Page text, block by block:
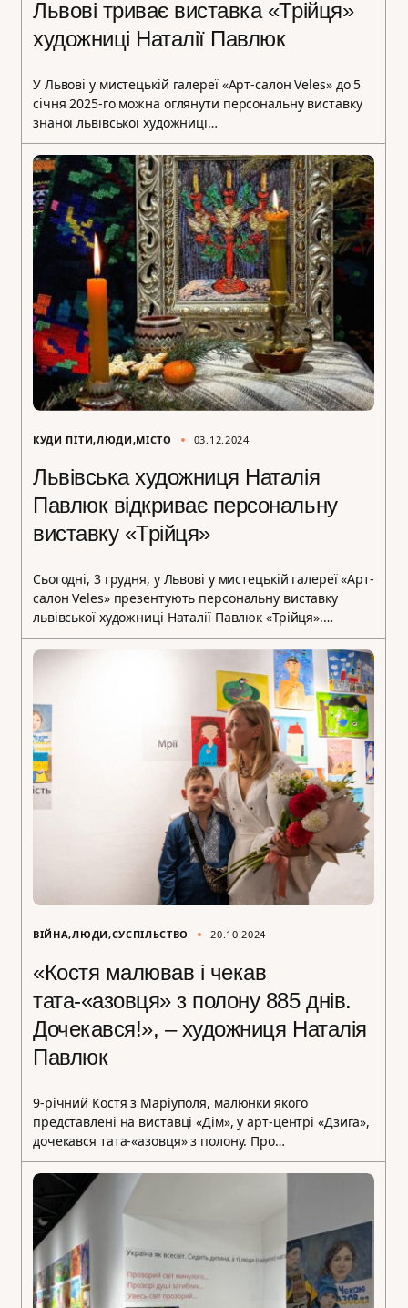
Львові триває виставка «Трійця»
художниці Наталії Павлюк
У Львові у мистецькій галереї «Арт-салон Veles» до 5
січня 2025-го можна оглянути персональну виставку
знаної львівської художниці…
КУДИ ПІТИ ЛЮДИ МІСТО 03.12.2024
Львівська художниця Наталія
Павлюк відкриває персональну
виставку «Трійця»
Сьогодні, 3 грудня, у Львові у мистецькій галереї «Арт-
салон Veles» презентують персональну виставку
львівської художниці Наталії Павлюк «Трійця».…
ВІЙНА ЛЮДИ СУСПІЛЬСТВО 20.10.2024
«Костя малював і чекав
тата-«азовця» з полону 885 днів.
Дочекався!», – художниця Наталія
Павлюк
9-річний Костя з Маріуполя, малюнки якого
представлені на виставці «Дім», у арт-центрі «Дзига»,
дочекався тата-«азовця» з полону. Про…